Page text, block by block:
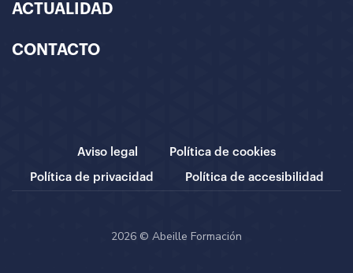
ACTUALIDAD
CONTACTO
Aviso legal Política de cookies
Política de privacidad Política de accesibilidad
2026 © Abeille Formación